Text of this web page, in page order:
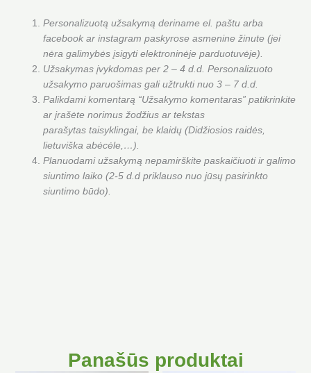
Personalizuotą užsakymą deriname el. paštu arba
facebook ar instagram paskyrose asmenine žinute (jei
nėra galimybės įsigyti elektroninėje parduotuvėje).
Užsakymas įvykdomas per 2 – 4 d.d. Personalizuoto
užsakymo paruošimas gali užtrukti nuo 3 – 7 d.d.
Palikdami komentarą “Užsakymo komentaras” patikrinkite
ar įrašėte norimus žodžius ar tekstas
parašytas taisyklingai, be klaidų (Didžiosios raidės,
lietuviška abėcėle,…).
Planuodami užsakymą nepamirškite paskaičiuoti ir galimo
siuntimo laiko (2-5 d.d priklauso nuo jūsų pasirinkto
siuntimo būdo).
Panašūs produktai